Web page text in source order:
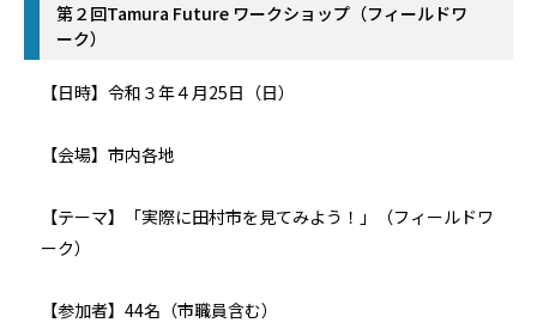
第２回Tamura Future ワークショップ（フィールドワ
ーク）
【日時】令和３年４月25日（日）
【会場】市内各地
【テーマ】「実際に田村市を見てみよう！」（フィールドワ
ーク）
【参加者】44名（市職員含む）